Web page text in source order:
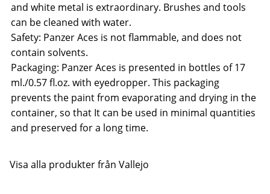
and white metal is extraordinary. Brushes and tools
can be cleaned with water.
Safety: Panzer Aces is not flammable, and does not
contain solvents.
Packaging: Panzer Aces is presented in bottles of 17
ml./0.57 fl.oz. with eyedropper. This packaging
prevents the paint from evaporating and drying in the
container, so that It can be used in minimal quantities
and preserved for a long time.
Visa alla produkter från Vallejo